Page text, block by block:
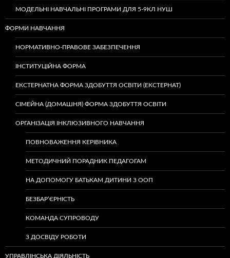
МОДЕЛЬНІ НАВЧАЛЬНІ ПРОГРАМИ ДЛЯ 5-9КЛ НУШ
ФОРМИ НАВЧАННЯ
НОРМАТИВНО-ПРАВОВЕ ЗАБЕЗПЕЧЕННЯ
ІНСТИТУЦІЙНА ФОРМА
ЕКСТЕРНАТНА ФОРМА ЗДОБУТТЯ ОСВІТИ (ЕКСТЕРНАТ)
СІМЕЙНА (ДОМАШНЯ) ФОРМА ЗДОБУТТЯ ОСВІТИ
ОРГАНІЗАЦІЯ ІНКЛЮЗИВНОГО НАВЧАННЯ
ПОВНОВАЖЕННЯ КЕРІВНИКА
МЕТОДИЧНИЙ ПОРАДНИК ПЕДАГОГАМ
НА ДОПОМОГУ БАТЬКАМ ДИТИНИ З ООП
БЕЗБАР’ЄРНІСТЬ
КОМАНДА СУПРОВОДУ
З ДОСВІДУ РОБОТИ
УПРАВЛІНСЬКА ДІЯЛЬНІСТЬ